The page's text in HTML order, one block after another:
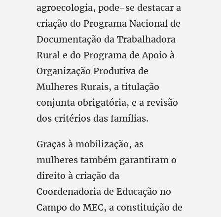
agroecologia, pode-se destacar a
criação do Programa Nacional de
Documentação da Trabalhadora
Rural e do Programa de Apoio à
Organização Produtiva de
Mulheres Rurais, a titulação
conjunta obrigatória, e a revisão
dos critérios das famílias.
Graças à mobilização, as
mulheres também garantiram o
direito à criação da
Coordenadoria de Educação no
Campo do MEC, a constituição de